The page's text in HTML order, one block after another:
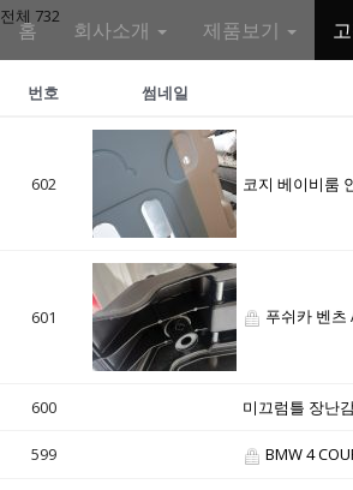
전체 732
번호 썸네일
602 코지 베이비룸
601 푸쉬카 벤츠
600 미끄럼틀 장난
599 BMW 4
M
S
i
홈 회사소개 제품보기